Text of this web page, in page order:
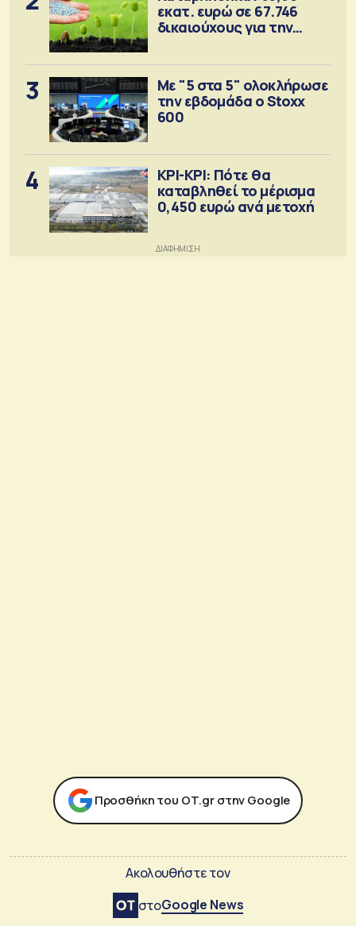
εκατ. ευρώ σε 67.746
δικαιούχους για την
3
Με "5 στα 5" ολοκλήρωσε
την εβδομάδα ο Stoxx
600
4
ΚΡΙ-ΚΡΙ: Πότε θα
καταβληθεί το μέρισμα
0,450 ευρώ ανά μετοχή
Προσθήκη του ΟΤ.gr στην Google
Ακολουθήστε τον
στοGoogle News